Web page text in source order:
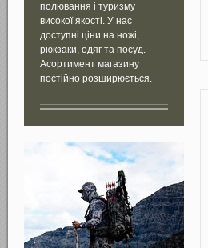
полювання і туризму
високої якості. У нас
доступні ціни на ножі,
рюкзаки, одяг та посуд.
Асортимент магазину
постійно розширюється.